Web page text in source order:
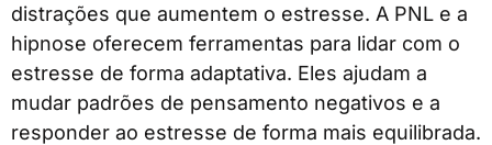
distrações que aumentem o estresse. A PNL e a
hipnose oferecem ferramentas para lidar com o
estresse de forma adaptativa. Eles ajudam a
mudar padrões de pensamento negativos e a
responder ao estresse de forma mais equilibrada.